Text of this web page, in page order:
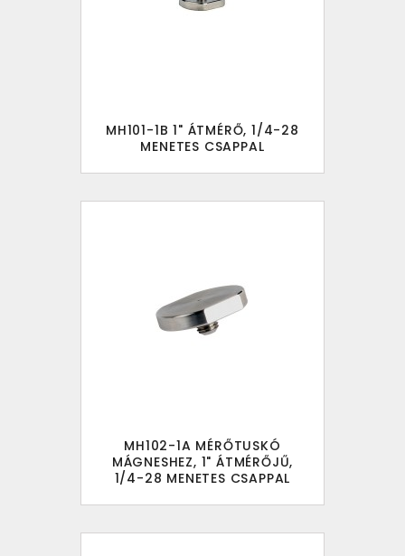
MH101-1B 1" ÁTMÉRŐ, 1/4-28
MENETES CSAPPAL
MH102-1A MÉRŐTUSKÓ
MÁGNESHEZ, 1" ÁTMÉRŐJŰ,
1/4-28 MENETES CSAPPAL